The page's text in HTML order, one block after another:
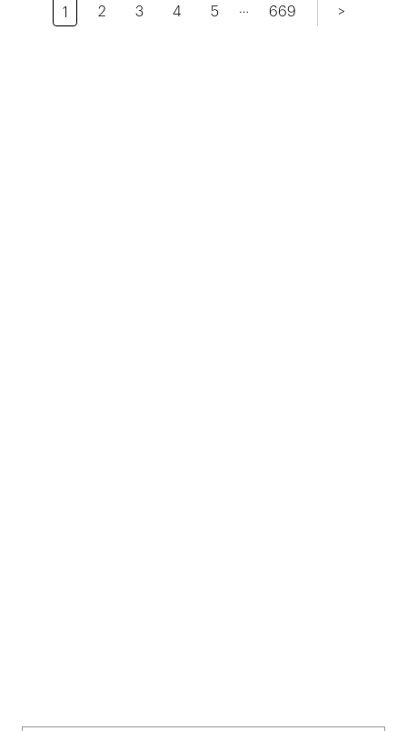
1 2 3 4 5 … 669 >